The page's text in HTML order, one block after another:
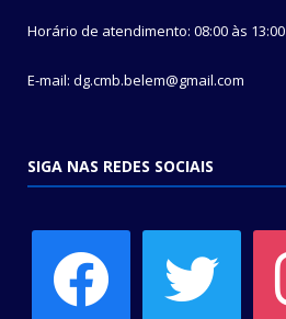
Horário de atendimento: 08:00 às 13:00
E-mail: dg.cmb.belem@gmail.com
SIGA NAS REDES SOCIAIS